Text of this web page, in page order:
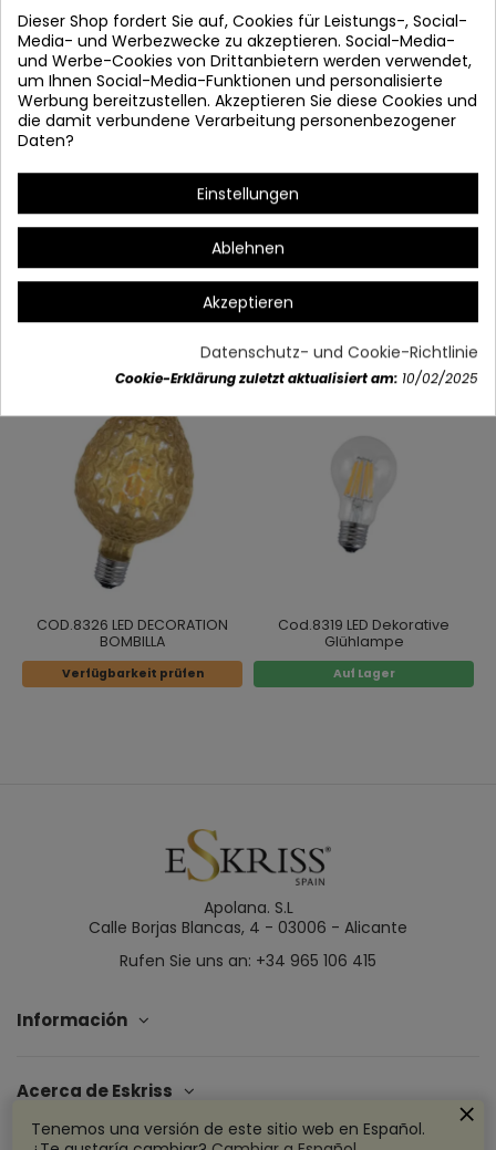
Warmes Licht 2700k
E27-6w-550lm
Maßnahmen:
9,5 cm | Hoch: 14,2 cm
Artikeldetails
Vielleicht gefällt Ihnen auch
COD.8326 LED DECORATION
BOMBILLA
Verfügbarkeit prüfen
Cod.8319 LED Dekorative
Glühlampe
Auf Lager
Apolana. S.L
Calle Borjas Blancas, 4 - 03006 - Alicante
Rufen Sie uns an: +34 965 106 415
Información
Acerca de Eskriss
Dieser Shop fordert Sie auf, Cookies für Leistungs-, Social-
Media- und Werbezwecke zu akzeptieren. Social-Media-
und Werbe-Cookies von Drittanbietern werden verwendet,
um Ihnen Social-Media-Funktionen und personalisierte
Werbung bereitzustellen. Akzeptieren Sie diese Cookies und
die damit verbundene Verarbeitung personenbezogener
Daten?
Einstellungen
Ablehnen
Akzeptieren
Datenschutz- und Cookie-Richtlinie
Cookie-Erklärung zuletzt aktualisiert am: 10/02/2025
Tenemos una versión de este sitio web en Español.